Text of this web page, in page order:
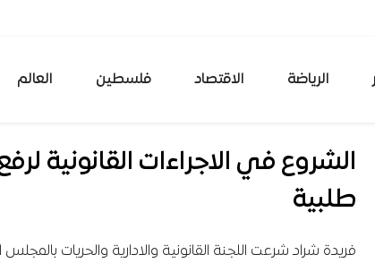
الرياضة الاقتصاد فلسطين العالم
الشروع في الاجراءات القانونية
طلبية
فريدة شراد شرعت اللجنة القانونية والادارية والحريات